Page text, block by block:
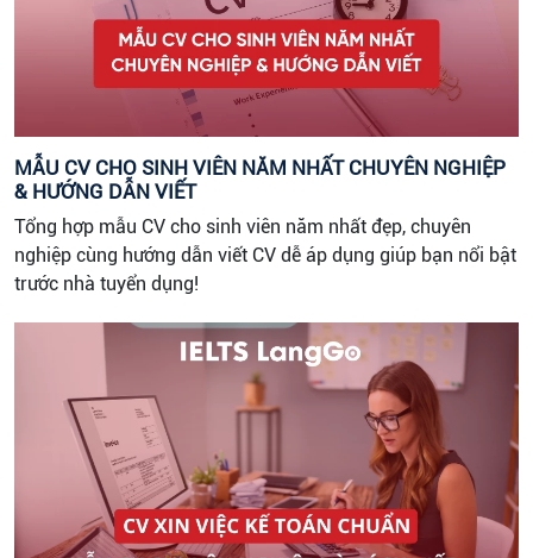
MẪU CV CHO SINH VIÊN NĂM NHẤT CHUYÊN NGHIỆP
& HƯỚNG DẪN VIẾT
Tổng hợp mẫu CV cho sinh viên năm nhất đẹp, chuyên
nghiệp cùng hướng dẫn viết CV dễ áp dụng giúp bạn nổi bật
trước nhà tuyển dụng!